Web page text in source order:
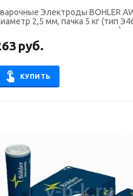
Электроды BOHLER
2,5 мм, пачка 5 кг (тип Э46, пост.
перем. ток, рутил-целлюлоз.)
руб.
КУПИТЬ